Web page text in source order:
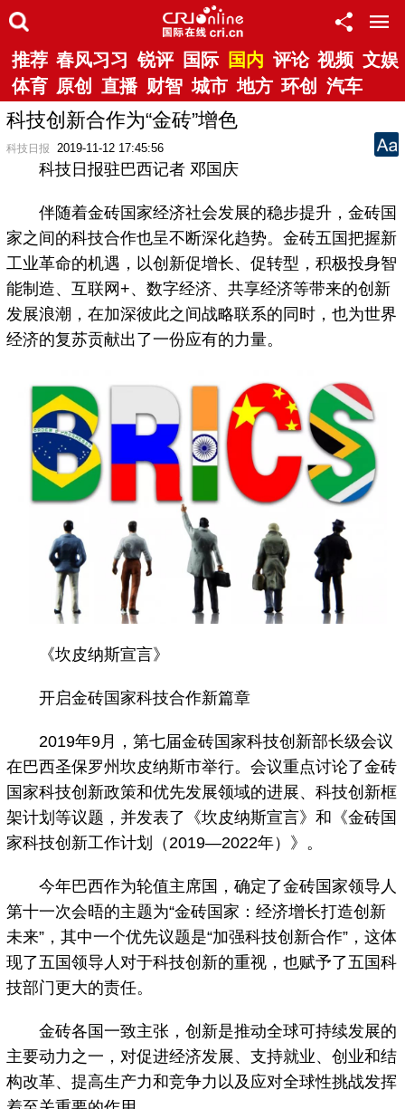
推荐 春风习习 锐评 国际 国内 评论 视频 文娱
体育 原创 直播 财智 城市 地方 环创 汽车
科技创新合作为“金砖”增色
科技日报 2019-11-12 17:45:56
科技日报驻巴西记者 邓国庆
伴随着金砖国家经济社会发展的稳步提升，金砖国
家之间的科技合作也呈不断深化趋势。金砖五国把握新
工业革命的机遇，以创新促增长、促转型，积极投身智
能制造、互联网+、数字经济、共享经济等带来的创新
发展浪潮，在加深彼此之间战略联系的同时，也为世界
经济的复苏贡献出了一份应有的力量。
《坎皮纳斯宣言》
开启金砖国家科技合作新篇章
2019年9月，第七届金砖国家科技创新部长级会议
在巴西圣保罗州坎皮纳斯市举行。会议重点讨论了金砖
国家科技创新政策和优先发展领域的进展、科技创新框
架计划等议题，并发表了《坎皮纳斯宣言》和《金砖国
家科技创新工作计划（2019—2022年）》。
今年巴西作为轮值主席国，确定了金砖国家领导人
第十一次会晤的主题为“金砖国家：经济增长打造创新
未来”，其中一个优先议题是“加强科技创新合作”，这体
现了五国领导人对于科技创新的重视，也赋予了五国科
技部门更大的责任。
金砖各国一致主张，创新是推动全球可持续发展的
主要动力之一，对促进经济发展、支持就业、创业和结
构改革、提高生产力和竞争力以及应对全球性挑战发挥